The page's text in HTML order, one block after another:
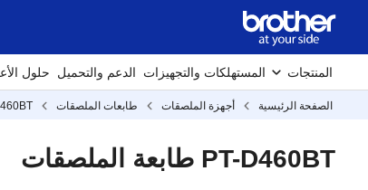
المنتجات المستهلكات والتجهيزات الدعم والتحميل حلول
الصفحة الرئيسية أجهزة الملصقات طابعات الملصقات
PT-D460BT طابعة الملصقات